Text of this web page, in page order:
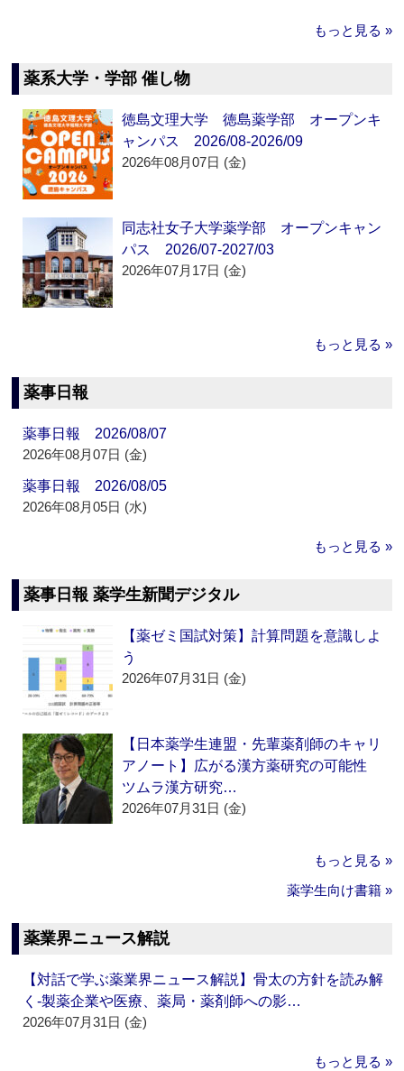
もっと見る »
薬系大学・学部 催し物
徳島文理大学 徳島薬学部 オープンキ
ャンパス 2026/08-2026/09
2026年08月07日 (金)
同志社女子大学薬学部 オープンキャン
パス 2026/07-2027/03
2026年07月17日 (金)
もっと見る »
薬事日報
薬事日報 2026/08/07
2026年08月07日 (金)
薬事日報 2026/08/05
2026年08月05日 (水)
もっと見る »
薬事日報 薬学生新聞デジタル
【薬ゼミ国試対策】計算問題を意識しよ
う
2026年07月31日 (金)
【日本薬学生連盟・先輩薬剤師のキャリ
アノート】広がる漢方薬研究の可能性
ツムラ漢方研究…
2026年07月31日 (金)
もっと見る »
薬学生向け書籍 »
薬業界ニュース解説
【対話で学ぶ薬業界ニュース解説】骨太の方針を読み解
く‐製薬企業や医療、薬局・薬剤師への影…
2026年07月31日 (金)
もっと見る »